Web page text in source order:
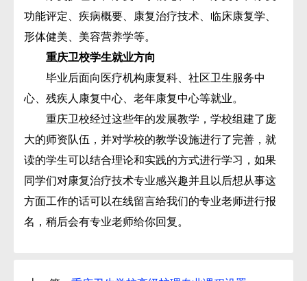
功能评定、疾病概要、康复治疗技术、临床康复学、
形体健美、美容营养学等。
重庆卫校学生就业方向
毕业后面向医疗机构康复科、社区卫生服务中
心、残疾人康复中心、老年康复中心等就业。
重庆卫校经过这些年的发展教学，学校组建了庞
大的师资队伍，并对学校的教学设施进行了完善，就
读的学生可以结合理论和实践的方式进行学习，如果
同学们对康复治疗技术专业感兴趣并且以后想从事这
方面工作的话可以在线留言给我们的专业老师进行报
名，稍后会有专业老师给你回复。